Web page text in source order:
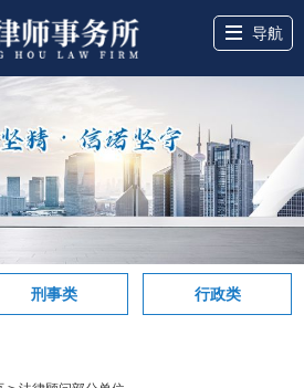
导航
刑事类 行政类